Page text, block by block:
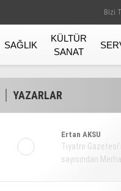
Bizi
SAĞLIK
KÜLTÜR
SANAT
YAZARLAR
Ertan AKSU
Tiyatro
sayısından